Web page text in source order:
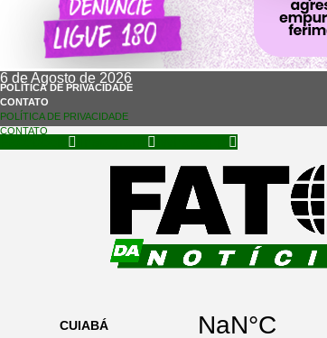
6 de Agosto de 2026
POLÍTICA DE PRIVACIDADE
CONTATO
POLÍTICA DE PRIVACIDADE
CONTATO